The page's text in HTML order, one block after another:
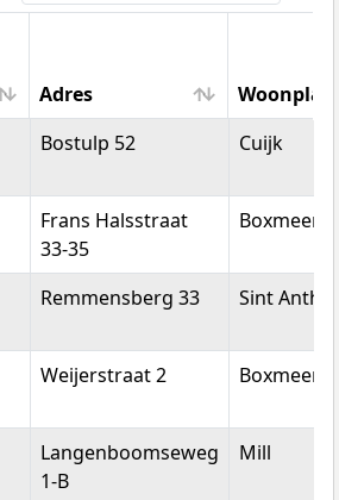
Adres
Adres
Bostulp 52 Cuijk
Frans Halsstraat
33-35
Boxmeer
Remmensberg 33 Sint
Weijerstraat 2 Boxmeer
Langenboomseweg
1-B
Mill